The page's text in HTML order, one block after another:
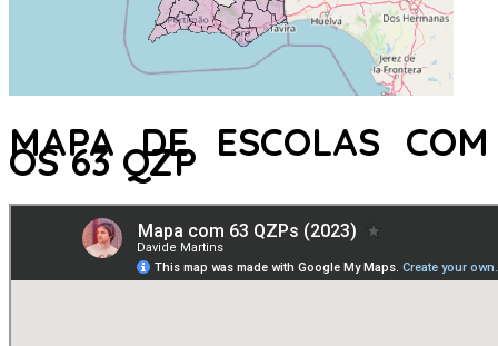
MAPA DE ESCOLAS COM
OS 63 QZP